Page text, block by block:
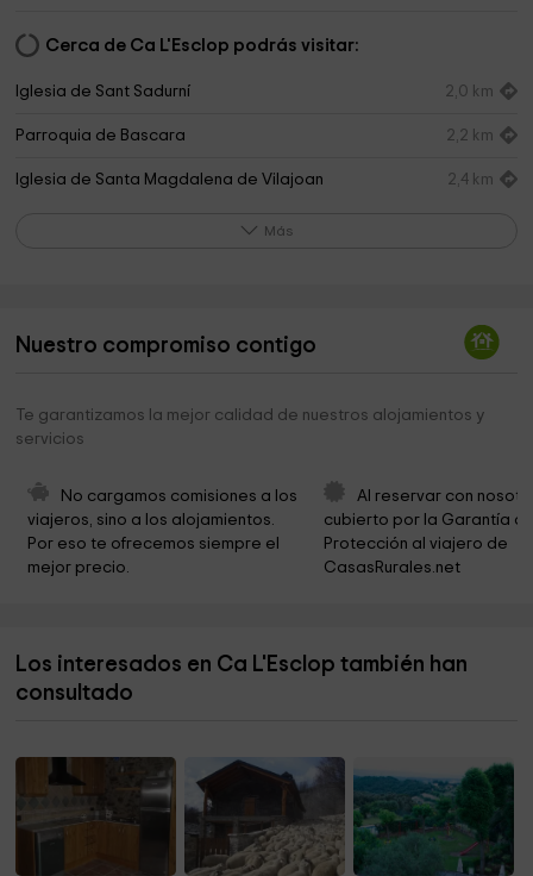
Cerca de Ca L'Esclop podrás visitar:
Iglesia de Sant Sadurní 2,0 km
Parroquia de Bascara 2,2 km
Iglesia de Santa Magdalena de Vilajoan 2,4 km
Iglesia de Santa Eulàlia 3,1 km
Parc Infantil
Galeria KM7
Iglesia de Sant Maurici
Iglesia de Sant Esteve 3,7 km
Más
Nuestro compromiso contigo
Te garantizamos la mejor calidad de nuestros alojamientos y
servicios
No cargamos comisiones a los
viajeros, sino a los alojamientos.
Por eso te ofrecemos siempre el
mejor precio.
Al reservar con
cubierto por la Garantía
Protección al viajero de
CasasRurales.net
Los interesados en Ca L'Esclop también han
consultado